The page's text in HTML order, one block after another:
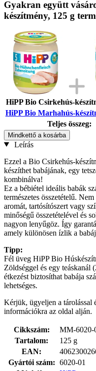
Gyakran együtt
készítmény, 125 g
HiPP Bio Csirkehús-
HiPP Bio Marhahús-
Teljes összeg:
Mindkettő a kosárba
Leírás
Ezzel a Bio Csirkehús-
készíthet babájának, egy
kombinálva!
Ez a bébiétel ideális babák
természetes összetételű.
aromát, tartósítószert vagy
minőségű összetételével és
nagyon lenyűgöz. Így
amely különösen ízlik a
Tipp:
Fél üveg HiPP Bio
Zöldséggel és egy teáskanál
étkezést biztosíthat babája
lehetséges.
Kérjük, ügyeljen a tárolással
információkra az oldal alján.
Cikkszám:
MM-6020-
Tartalom:
125 g
EAN:
Gyártói szám: 6020-01